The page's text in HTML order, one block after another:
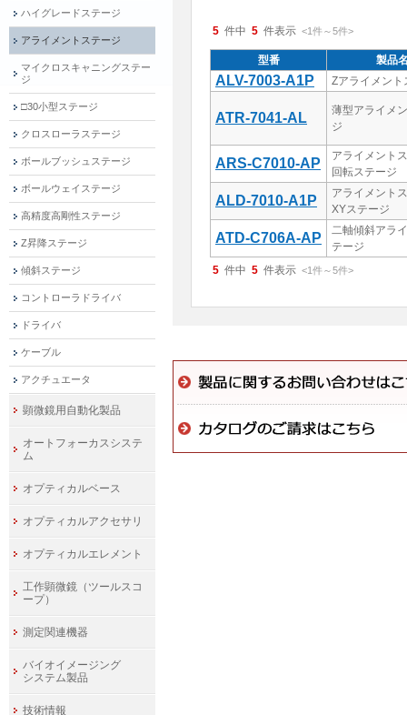
5 件中 5 件表示 <1件～5件>
型番 製品
ALV-7003-A1P Zアライメント
ATR-7041-AL
薄型アライメ
ジ
ARS-C7010-AP
アライメント
回転ステージ
ALD-7010-A1P
アライメント
XYステージ
ATD-C706A-AP
二軸傾斜アラ
テージ
5 件中 5 件表示 <1件～5件>
ハイグレードステージ
アライメントステージ
マイクロスキャニングステー
ジ
□30小型ステージ
クロスローラステージ
ボールブッシュステージ
ボールウェイステージ
高精度高剛性ステージ
Z昇降ステージ
傾斜ステージ
コントローラドライバ
ドライバ
ケーブル
アクチュエータ
顕微鏡用自動化製品
オートフォーカスシステ
ム
オプティカルベース
オプティカルアクセサリ
オプティカルエレメント
工作顕微鏡（ツールスコ
ープ）
測定関連機器
バイオイメージング
システム製品
技術情報